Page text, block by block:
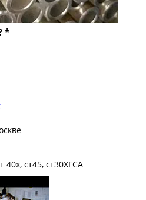
*
40х, ст45, ст30ХГСА